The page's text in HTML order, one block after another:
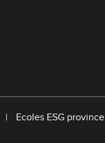
Ecoles ESG province